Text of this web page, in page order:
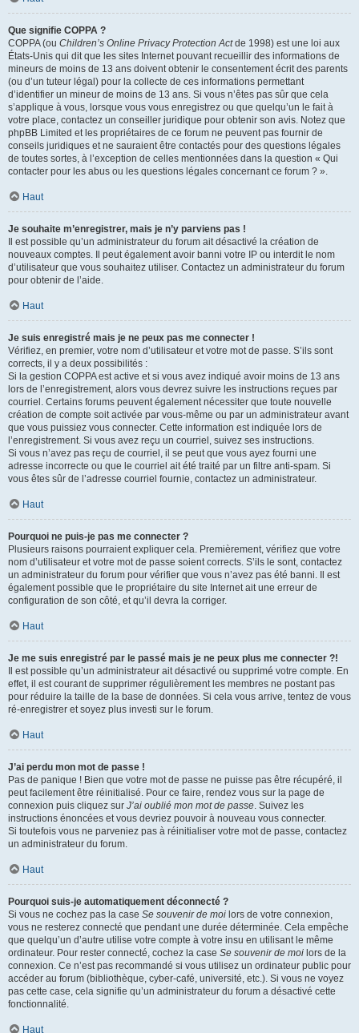
Que signifie COPPA ?
COPPA (ou Children’s Online Privacy Protection Actde 1998) est une loi aux
États-Unis qui dit que les sites Internet pouvant recueillir des informations de
mineurs de moins de 13 ans doivent obtenir le consentement écrit des parents
(ou d’un tuteur légal) pour la collecte de ces informations permettant
d’identifier un mineur de moins de 13 ans. Si vous n’êtes pas sûr que cela
s’applique à vous, lorsque vous vous enregistrez ou que quelqu’un le fait à
votre place, contactez un conseiller juridique pour obtenir son avis. Notez que
phpBB Limited et les propriétaires de ce forum ne peuvent pas fournir de
conseils juridiques et ne sauraient être contactés pour des questions légales
de toutes sortes, à l’exception de celles mentionnées dans la question « Qui
contacter pour les abus ou les questions légales concernant ce forum ? ».
Haut
Je souhaite m’enregistrer, mais je n’y parviens pas !
Il est possible qu’un administrateur du forum ait désactivé la création de
nouveaux comptes. Il peut également avoir banni votre IP ou interdit le nom
d’utilisateur que vous souhaitez utiliser. Contactez un administrateur du forum
pour obtenir de l’aide.
Haut
Je suis enregistré mais je ne peux pas me connecter !
Vérifiez, en premier, votre nom d’utilisateur et votre mot de passe. S’ils sont
corrects, il y a deux possibilités :
Si la gestion COPPA est active et si vous avez indiqué avoir moins de 13 ans
lors de l’enregistrement, alors vous devrez suivre les instructions reçues par
courriel. Certains forums peuvent également nécessiter que toute nouvelle
création de compte soit activée par vous-même ou par un administrateur avant
que vous puissiez vous connecter. Cette information est indiquée lors de
l’enregistrement. Si vous avez reçu un courriel, suivez ses instructions.
Si vous n’avez pas reçu de courriel, il se peut que vous ayez fourni une
adresse incorrecte ou que le courriel ait été traité par un filtre anti-spam. Si
vous êtes sûr de l’adresse courriel fournie, contactez un administrateur.
Haut
Pourquoi ne puis-je pas me connecter ?
Plusieurs raisons pourraient expliquer cela. Premièrement, vérifiez que votre
nom d’utilisateur et votre mot de passe soient corrects. S’ils le sont, contactez
un administrateur du forum pour vérifier que vous n’avez pas été banni. Il est
également possible que le propriétaire du site Internet ait une erreur de
configuration de son côté, et qu’il devra la corriger.
Haut
Je me suis enregistré par le passé mais je ne peux plus me connecter ?!
Il est possible qu’un administrateur ait désactivé ou supprimé votre compte. En
effet, il est courant de supprimer régulièrement les membres ne postant pas
pour réduire la taille de la base de données. Si cela vous arrive, tentez de vous
ré-enregistrer et soyez plus investi sur le forum.
Haut
J’ai perdu mon mot de passe !
Pas de panique ! Bien que votre mot de passe ne puisse pas être récupéré, il
peut facilement être réinitialisé. Pour ce faire, rendez vous sur la page de
connexion puis cliquez sur J’ai oublié mon mot de passe. Suivez les
instructions énoncées et vous devriez pouvoir à nouveau vous connecter.
Si toutefois vous ne parveniez pas à réinitialiser votre mot de passe, contactez
un administrateur du forum.
Haut
Pourquoi suis-je automatiquement déconnecté ?
Si vous ne cochez pas la case Se souvenir de moi lors de votre connexion,
vous ne resterez connecté que pendant une durée déterminée. Cela empêche
que quelqu’un d’autre utilise votre compte à votre insu en utilisant le même
ordinateur. Pour rester connecté, cochez la case Se souvenir de moi lors de la
connexion. Ce n’est pas recommandé si vous utilisez un ordinateur public pour
accéder au forum (bibliothèque, cyber-café, université, etc.). Si vous ne voyez
pas cette case, cela signifie qu’un administrateur du forum a désactivé cette
fonctionnalité.
Haut